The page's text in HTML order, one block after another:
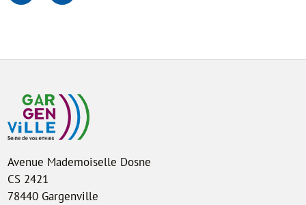
Avenue Mademoiselle Dosne
CS 2421
78440 Gargenville